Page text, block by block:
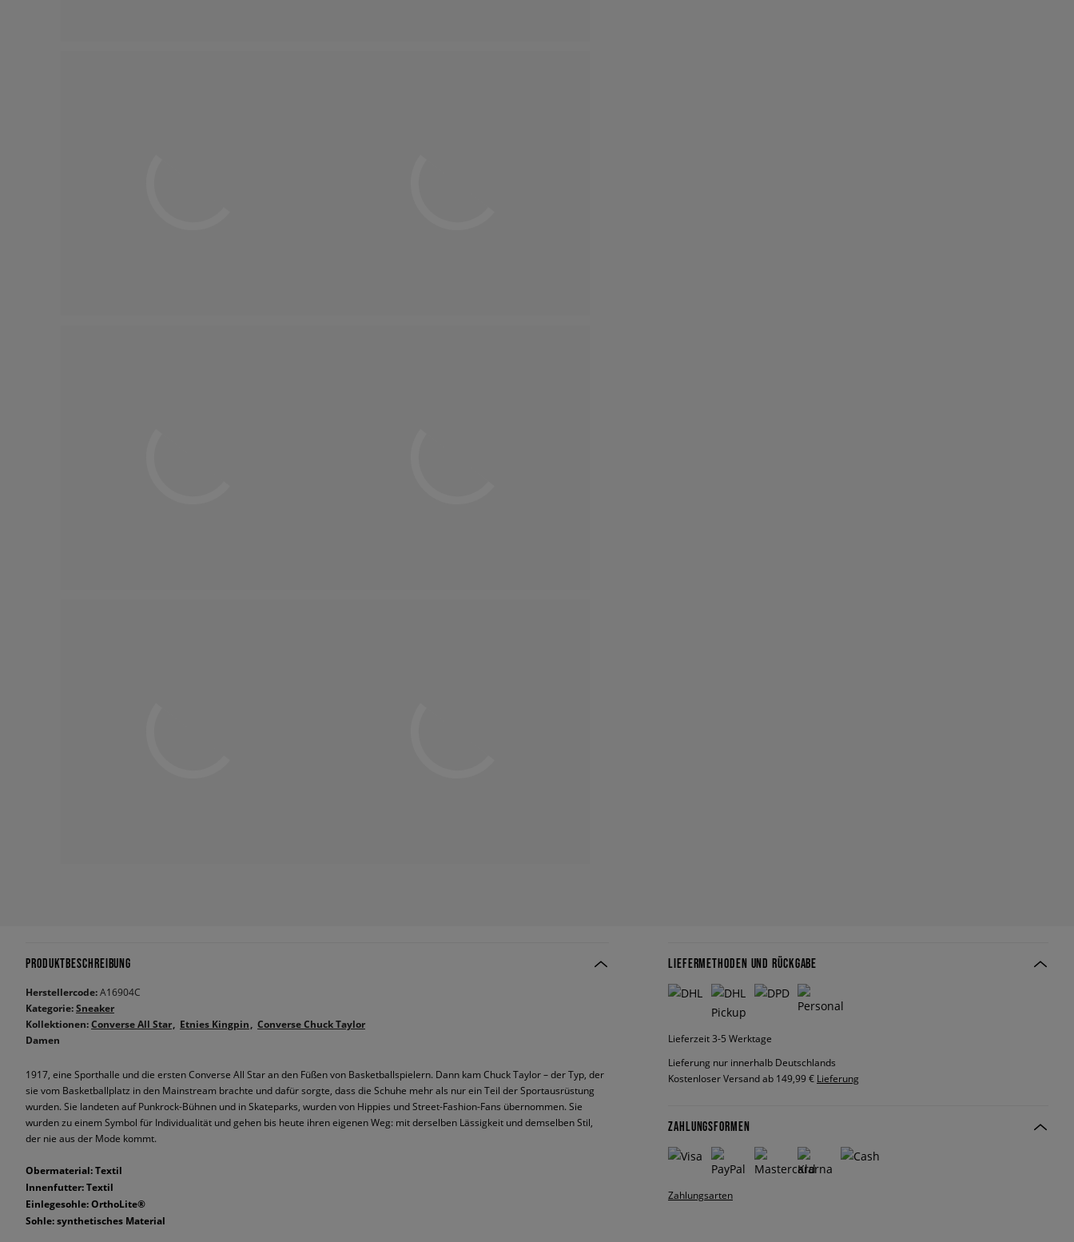
PRODUKTBESCHREIBUNG
Herstellercode:A16904C
Kategorie:Sneaker
Kollektionen:Converse All Star Etnies Kingpin
Converse Chuck Taylor
Damen
1917, eine Sporthalle und die ersten Converse All Star an den Füßen von Basketballspielern. Dann kam Chuck Taylor – der Typ, der
sie vom Basketballplatz in den Mainstream brachte und dafür sorgte, dass die Schuhe mehr als nur ein Teil der Sportausrüstung
wurden. Sie landeten auf Punkrock-Bühnen und in Skateparks, wurden von Hippies und Street-Fashion-Fans übernommen. Sie
wurden zu einem Symbol für Individualität und gehen bis heute ihren eigenen Weg: mit derselben Lässigkeit und demselben Stil,
der nie aus der Mode kommt.
Obermaterial: Textil
Innenfutter: Textil
Einlegesohle: OrthoLite®
Sohle: synthetisches Material
LIEFERMETHODEN UND RÜCKGABE
Lieferzeit 3-5 Werktage
Lieferung nur innerhalb Deutschlands
Kostenloser Versand ab 149,99 € Lieferung
ZAHLUNGSFORMEN
Zahlungsarten